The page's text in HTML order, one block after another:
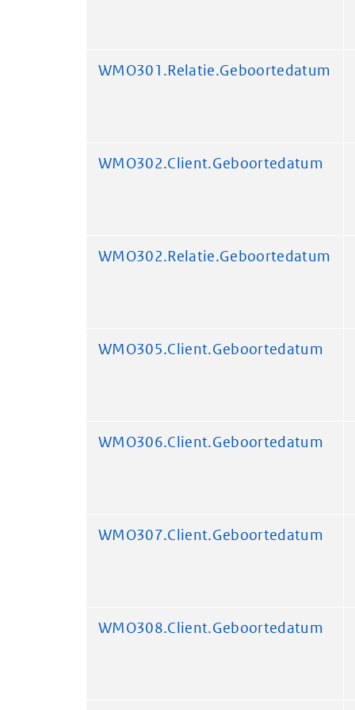
WMO301.Relatie.Geboortedatum
WMO302.Client.Geboortedatum
WMO302.Relatie.Geboortedatum
WMO305.Client.Geboortedatum
WMO306.Client.Geboortedatum
WMO307.Client.Geboortedatum
WMO308.Client.Geboortedatum